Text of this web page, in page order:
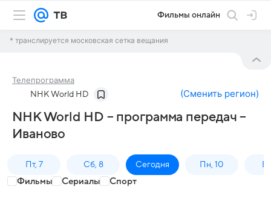
Фильмы онлайн
* транслируется московская сетка вещания
Телепрограмма
NHK World HD (Сменить регион)
NHK World HD – программа передач –
Иваново
Пт, 7 Сб, 8 Сегодня Пн, 10
Фильмы Сериалы Спорт